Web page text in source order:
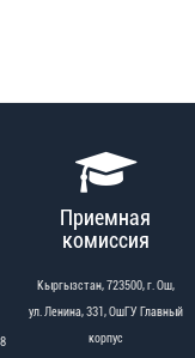
Приемная
комиссия
Кыргызстан, 723500, г. Ош,
ул. Ленина, 331, ОшГУ Главный
корпус